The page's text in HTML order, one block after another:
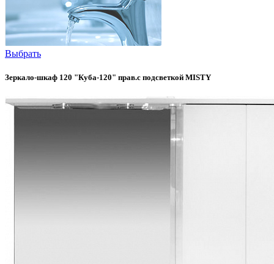
Выбрать
Зеркало-шкаф 120 "Куба-120" прав.с подсветкой MISTY